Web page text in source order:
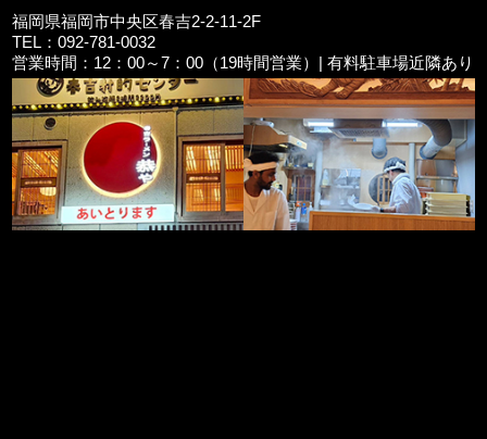
福岡県福岡市中央区春吉2-2-11-2F
TEL：092-781-0032
営業時間：12：00～7：00（19時間営業）| 有料駐車場近隣あり